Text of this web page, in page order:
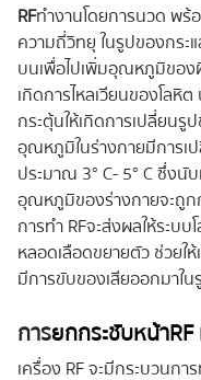
RFทำงานโดยการนวด พ
ความถี่วิทยุ ในรูปของกร
บนเพื่อไปเพิ่มอุณหภูมิของ
เกิดการไหลเวียนของโลหิ
กระตุ้นให้เกิดการเปลี่ยนรู
อุณหภูมิในร่างกายมีการ
ประมาณ 3° C- 5° C ซึ่งนั
อุณหภูมิของร่างกายจะถูก
การทำ RFจะส่งผลให้ระบ
หลอดเลือดขยายตัว ช่วยให้
มีการขับของเสียออกมาใน
การยกกระชับหน้าRF
เครื่อง RF จะมีกระบวนก